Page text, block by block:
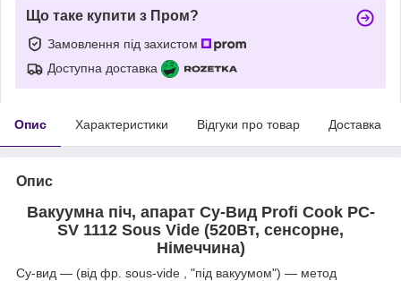
Що таке купити з Пром?
Замовлення під захистом
Доступна доставка
Опис Характеристики Відгуки про товар Доставка
Опис
Вакуумна піч, апарат Су-Вид Profi Cook PC-
SV 1112 Sous Vide (520Вт, сенсорне,
Німеччина)
Су-вид — (від фр. sous-vide , "під вакуумом") — метод